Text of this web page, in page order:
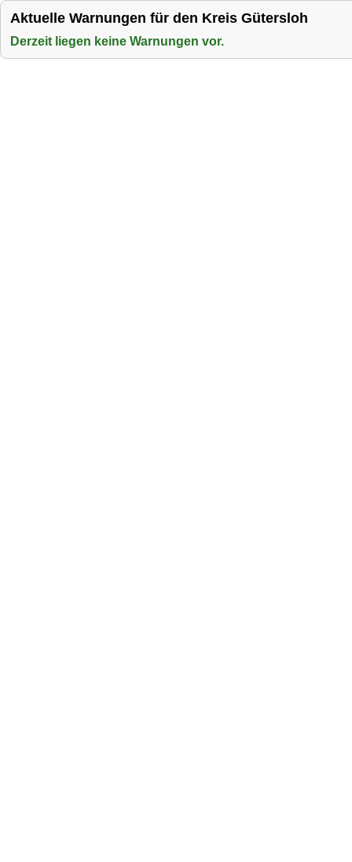
Aktuelle Warnungen für den Kreis Gütersloh
Derzeit liegen keine Warnungen vor.